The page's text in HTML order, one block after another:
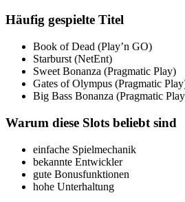
Häufig gespielte Titel
Book of Dead (Play’n GO)
Starburst (NetEnt)
Sweet Bonanza (Pragmatic Play)
Gates of Olympus (Pragmatic
Big Bass Bonanza (Pragmatic
Warum diese Slots beliebt sind
einfache Spielmechanik
bekannte Entwickler
gute Bonusfunktionen
hohe Unterhaltung